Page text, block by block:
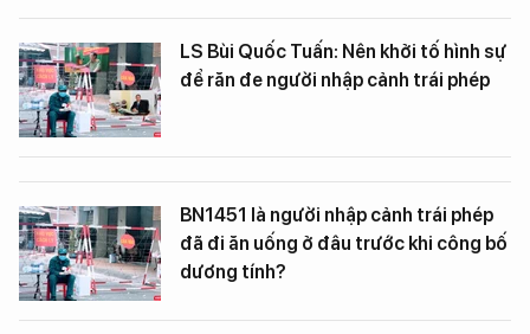
LS Bùi Quốc Tuấn: Nên khởi tố hình sự
để răn đe người nhập cảnh trái phép
BN1451 là người nhập cảnh trái phép
đã đi ăn uống ở đâu trước khi công bố
dương tính?